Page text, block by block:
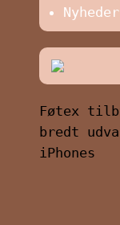
Nyheder
Føtex
bredt
iPhones